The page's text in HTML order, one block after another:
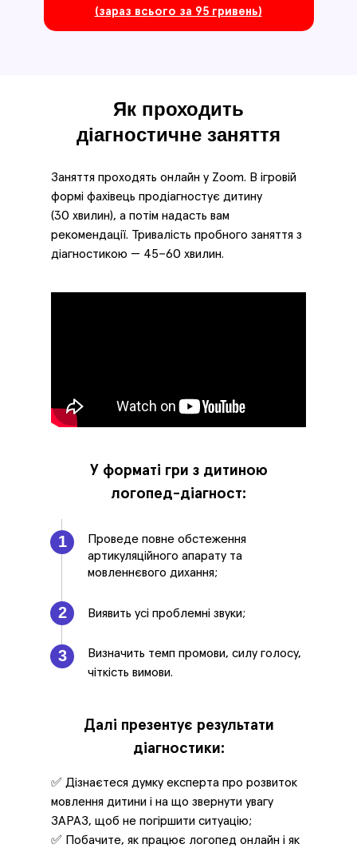
(зараз всього за 95 гривень)
Проведе повне обстеження
артикуляційного апарату та
мовленнєвого дихання;
Заняття проходять онлайн у Zoom. В ігровій
формі фахівець продіагностує дитину
(30 хвилин), а потім надасть вам
рекомендації. Тривалість пробного заняття з
діагностикою — 45−60 хвилин.
У форматі гри з дитиною
логопед-діагност:
Далі презентує результати
діагностики:
Виявить усі проблемні звуки;
1
2
3
Як проходить
діагностичне заняття
Визначить темп промови, силу голосу,
чіткість вимови.
✅ Дізнаєтеся думку експерта про розвиток
мовлення дитини і на що звернути увагу
ЗАРАЗ, щоб не погіршити ситуацію;
✅ Побачите, як працює логопед онлайн і як